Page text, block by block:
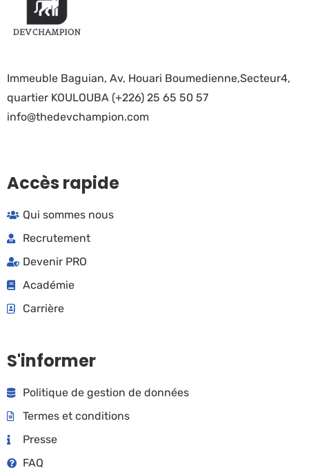
Immeuble Baguian, Av, Houari Boumedienne,Secteur4,
quartier KOULOUBA (+226) 25 65 50 57
info@thedevchampion.com
Accès rapide
Qui sommes nous
Recrutement
Devenir PRO
Académie
Carrière
S'informer
Politique de gestion de données
Termes et conditions
Presse
FAQ